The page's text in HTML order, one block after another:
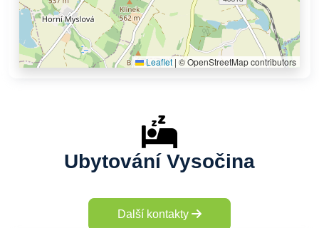
Leaflet | © OpenStreetMap contributors
Ubytování Vysočina
Další kontakty